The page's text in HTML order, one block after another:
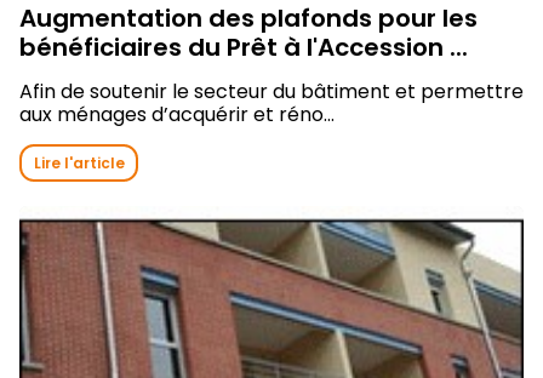
Augmentation des plafonds pour les
bénéficiaires du Prêt à l'Accession ...
Afin de soutenir le secteur du bâtiment et permettre
aux ménages d’acquérir et réno...
Lire l'article